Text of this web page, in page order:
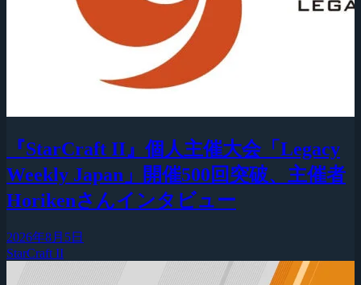
『StarCraft II』個人主催大会「Legacy
Weekly Japan」開催500回突破、主催者
Horikenさんインタビュー
2026年8月5日
StarCraft II